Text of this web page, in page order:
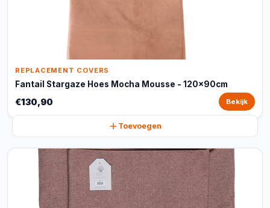
REPLACEMENT COVERS
Fantail Stargaze Hoes Mocha Mousse - 120x90cm
€130,90 Bekijk
Toevoegen